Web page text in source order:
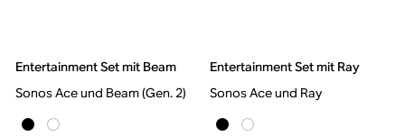
Entertainment Set mit Beam
Sonos Ace und Beam (Gen. 2)
Entertainment Set mit Ray
Sonos Ace und Ray